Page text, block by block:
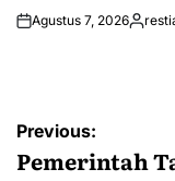
Agustus 7, 2026Posted
Navigasi
pos
Previous:
Pemerintah